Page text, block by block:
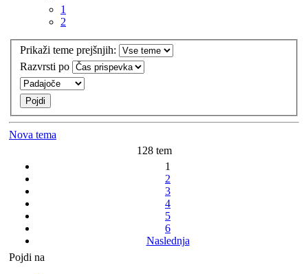
1
2
Prikaži teme prejšnjih:
Razvrsti po
Nova tema
128 tem
1
2
3
4
5
6
Naslednja
Pojdi na